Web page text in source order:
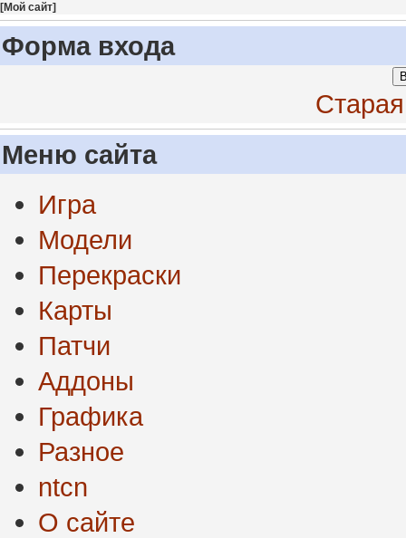
[Мой сайт]
Форма входа
Меню сайта
Игра
Модели
Перекраски
Карты
Патчи
Аддоны
Графика
Разное
ntcn
О сайте